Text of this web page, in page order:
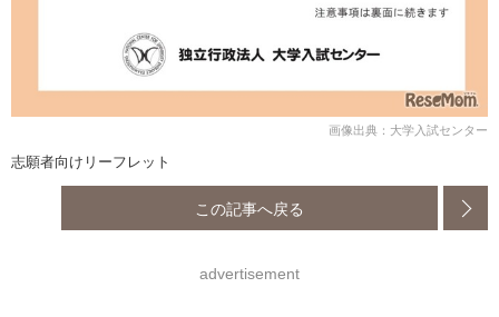
画像出典：大学入試センター
志願者向けリーフレット
この記事へ戻る
advertisement